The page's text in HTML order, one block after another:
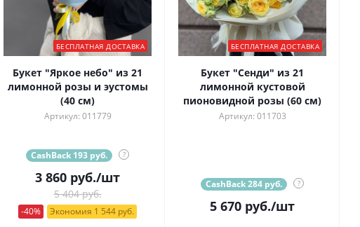
БЕСПЛАТНАЯ ДОСТАВКА
Букет "Яркое небо" из 21
лимонной розы и эустомы
(40 см)
Артикул: 011779
CashBack 193 руб. ?
3 860 руб./шт
5 404 руб.
-40% Экономия 1 544 руб.
БЕСПЛАТНАЯ ДОСТАВКА
Букет "Сенди" из 21
лимонной кустовой
пионовидной розы (60 см)
Артикул: 011703
CashBack 284 руб. ?
5 670 руб./шт